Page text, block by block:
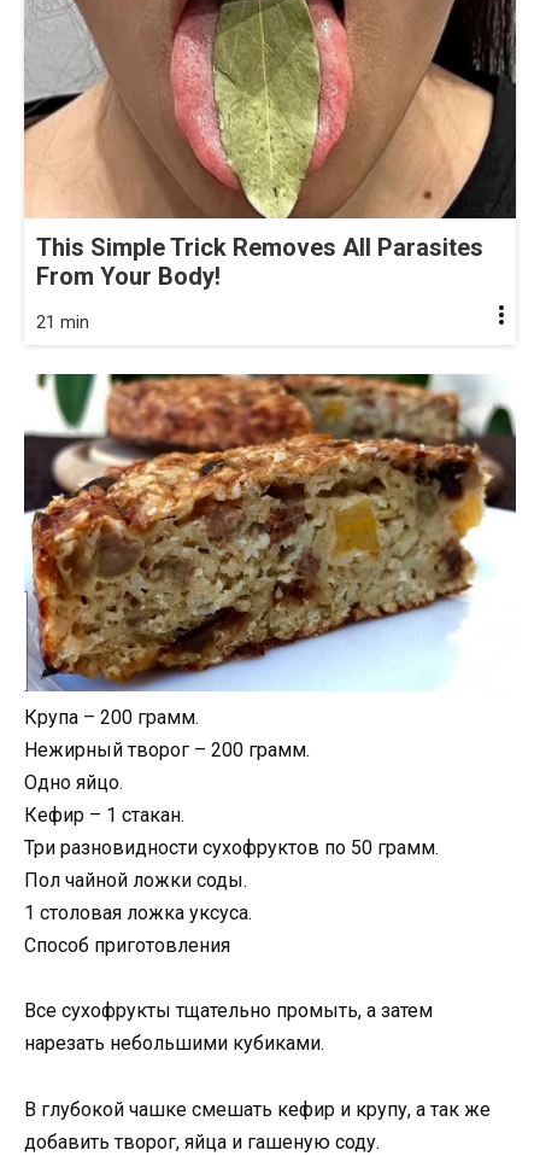
This Simple Trick Removes All Parasites
From Your Body!
21 min
Крупа – 200 грамм.
Нежирный творог – 200 грамм.
Одно яйцо.
Кефир – 1 стакан.
Три разновидности сухофруктов по 50 грамм.
Пол чайной ложки соды.
1 столовая ложка уксуса.
Способ приготовления
Все сухофрукты тщательно промыть, а затем
нарезать небольшими кубиками.
В глубокой чашке смешать кефир и крупу, а так же
добавить творог, яйца и гашеную соду.